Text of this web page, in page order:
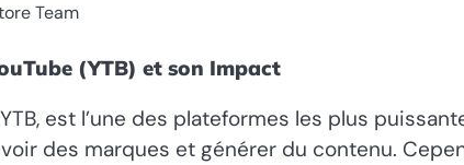
Team
(YTB) et son Impact
est l’une des plateformes les plus
des marques et générer du contenu.